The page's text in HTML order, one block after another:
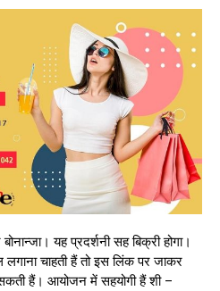
यह प्रदर्शनी सह बिक्री होगा।
चाहती हैं तो इस लिंक पर जाकर
हैं। आयोजन में सहयोगी हैं शी –